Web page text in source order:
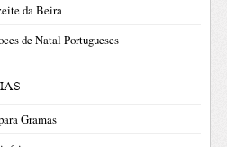
da Beira
de Natal Portugueses
Gramas